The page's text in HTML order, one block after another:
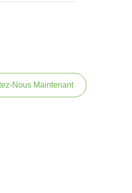
Nous Maintenant